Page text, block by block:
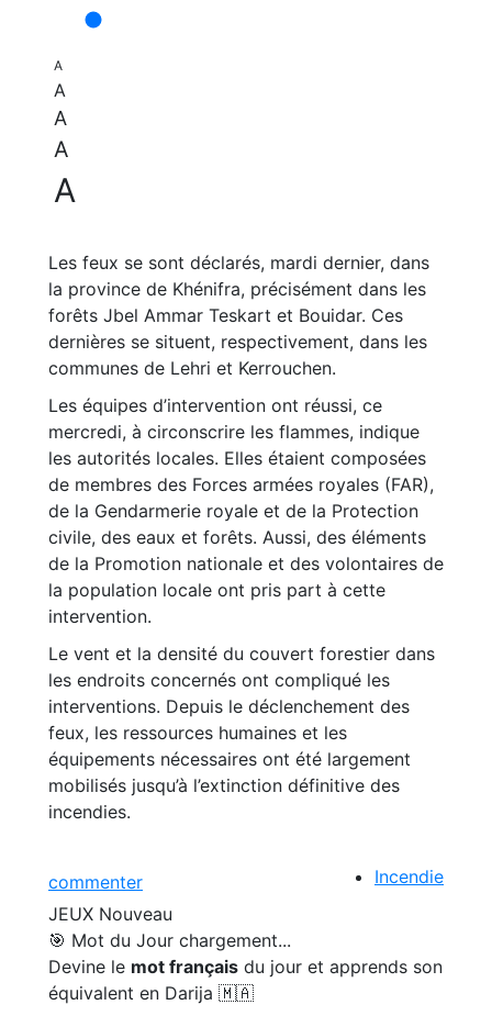
A
A
A
A
A
Les feux se sont déclarés, mardi dernier, dans
la province de Khénifra, précisément dans les
forêts Jbel Ammar Teskart et Bouidar. Ces
dernières se situent, respectivement, dans les
communes de Lehri et Kerrouchen.
Les équipes d’intervention ont réussi, ce
mercredi, à circonscrire les flammes, indique
les autorités locales. Elles étaient composées
de membres des Forces armées royales (FAR),
de la Gendarmerie royale et de la Protection
civile, des eaux et forêts. Aussi, des éléments
de la Promotion nationale et des volontaires de
la population locale ont pris part à cette
intervention.
Le vent et la densité du couvert forestier dans
les endroits concernés ont compliqué les
interventions. Depuis le déclenchement des
feux, les ressources humaines et les
équipements nécessaires ont été largement
mobilisés jusqu’à l’extinction définitive des
incendies.
commenter
Incendie
JEUX Nouveau
🎯 Mot du Jour chargement...
Devine le mot français du jour et apprends son
équivalent en Darija 🇲🇦